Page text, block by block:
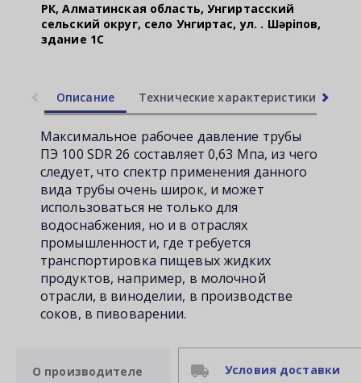
РК, Алматинская область, Унгиртасский
сельский округ, село Унгиртас, ул. Қ. Шәріпов,
здание 1С
Описание Технические характеристики
Максимальное рабочее давление трубы
ПЭ 100 SDR 26 составляет 0,63 Мпа, из чего
следует, что спектр применения данного
вида трубы очень широк, и может
использоваться не только для
водоснабжения, но и в отраслях
промышленности, где требуется
транспортировка пищевых жидких
продуктов, например, в молочной
отрасли, в виноделии, в производстве
соков, в пивоварении.
О производителе
Условия доставки